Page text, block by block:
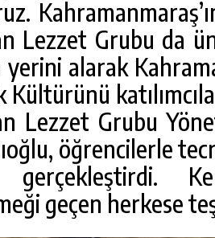
Lezzet Grubu da
alarak
Lezzet Grubu
öğrencilerle
geçen herkese